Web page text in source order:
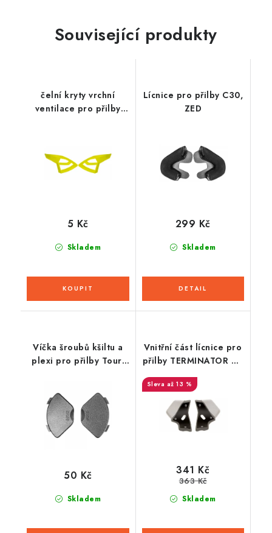
Související produkty
čelní kryty vrchní
ventilace pro přilby
Skladem
5 Kč
Lícnice pro přilby C30,
ZED
Skladem
299 Kč
Víčka šroubů kšiltu a
plexi pro přilby Tour,
Skladem
50 Kč
Vnitřní část lícnice pro
přilby TERMINATOR 2.1
až 13 %
Skladem
341 Kč
363 Kč